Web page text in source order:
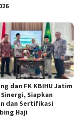
dan FK KBIHU Jatim
Siapkan
dan Sertifikasi
Haji